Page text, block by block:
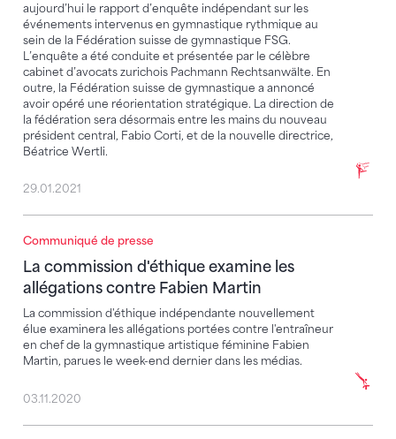
aujourd’hui le rapport d’enquête indépendant sur les
événements intervenus en gymnastique rythmique au
sein de la Fédération suisse de gymnastique FSG.
L’enquête a été conduite et présentée par le célèbre
cabinet d’avocats zurichois Pachmann Rechtsanwälte. En
outre, la Fédération suisse de gymnastique a annoncé
avoir opéré une réorientation stratégique. La direction de
la fédération sera désormais entre les mains du nouveau
président central, Fabio Corti, et de la nouvelle directrice,
Béatrice Wertli.
29.01.2021
Communiqué de presse
La commission d'éthique examine les
allégations contre Fabien Martin
La commission d'éthique indépendante nouvellement
élue examinera les allégations portées contre l'entraîneur
en chef de la gymnastique artistique féminine Fabien
Martin, parues le week-end dernier dans les médias.
La commission d'éthique examine les allégations
03.11.2020